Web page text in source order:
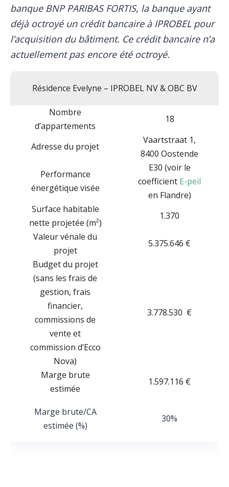
banque BNP PARIBAS FORTIS, la banque ayant
déjà octroyé un crédit bancaire à IPROBEL pour
l’acquisition du bâtiment. Ce crédit bancaire n’a
actuellement pas encore été octroyé.
Résidence Evelyne – IPROBEL NV & OBC BV
Nombre
d’appartements
18
Adresse du projet
Vaartstraat 1,
8400 Oostende
Performance
énergétique visée
E30 (voir le
coefficient E-peil
en Flandre)
Surface habitable
nette projetée (m²)
1.370
Valeur vénale du
projet
5.375.646 €
Budget du projet
(sans les frais de
gestion, frais
financier,
commissions de
vente et
commission d’Ecco
Nova)
3.778.530 €
Marge brute
estimée
1.597.116 €
Marge brute/CA
estimée (%)
30%